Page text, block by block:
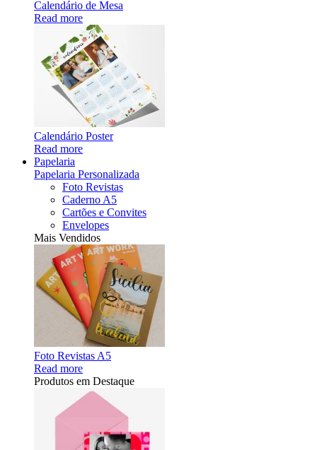
Calendário de Mesa
Read more
Calendário Poster
Read more
Papelaria
Papelaria Personalizada
Foto Revistas
Caderno A5
Cartões e Convites
Envelopes
Mais Vendidos
Foto Revistas A5
Read more
Produtos em Destaque